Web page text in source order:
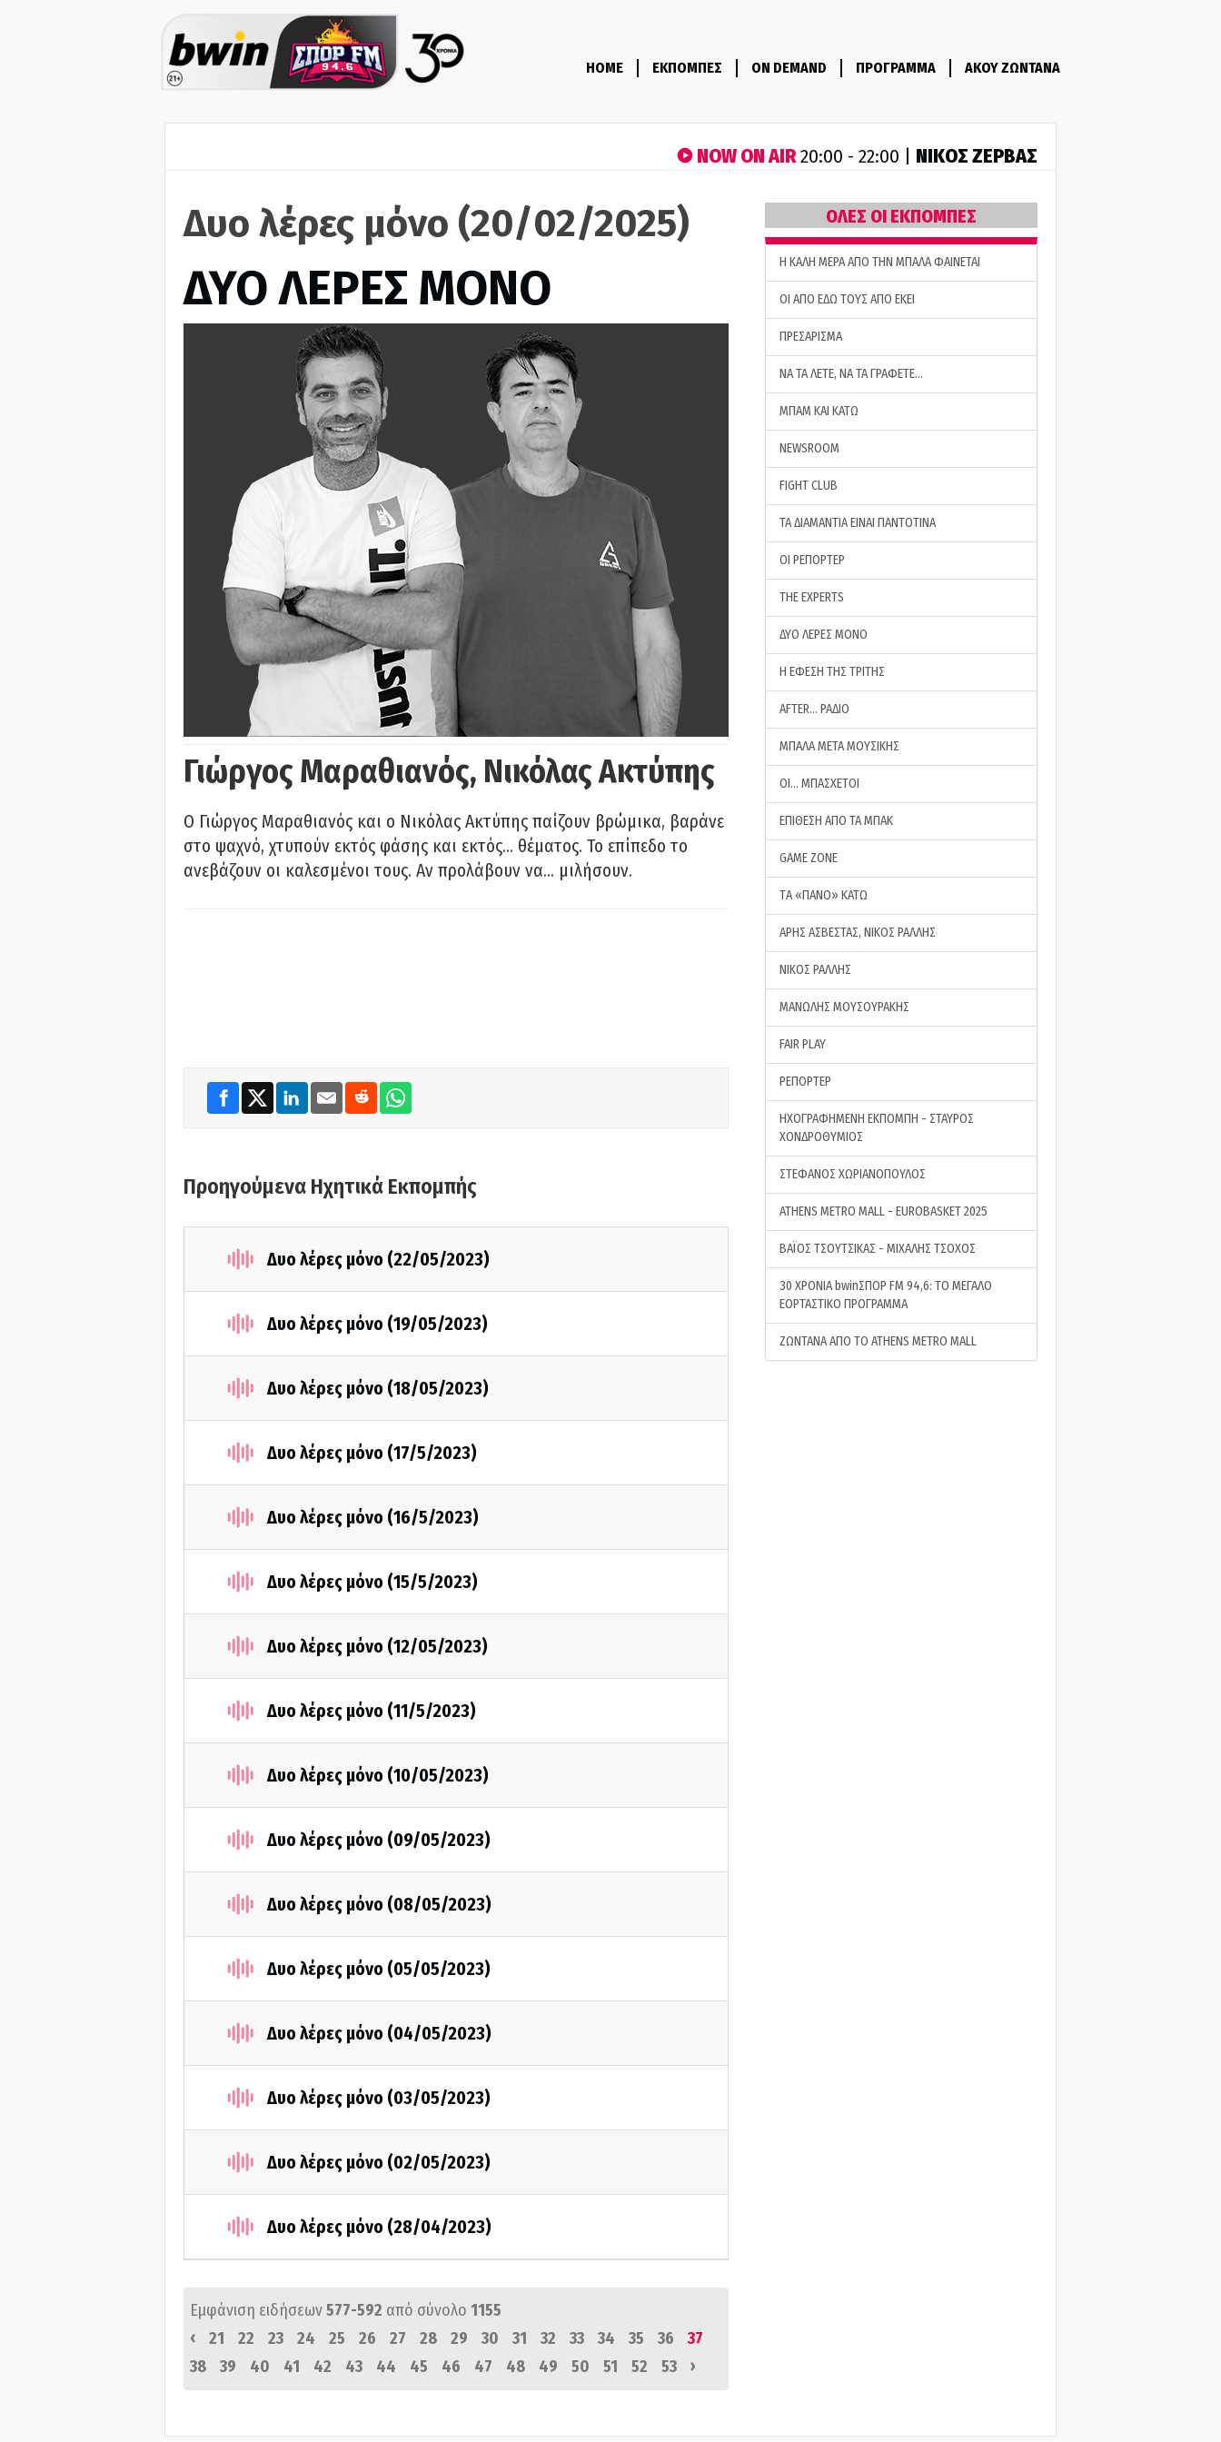
HOME ΕΚΠΟΜΠΕΣ ON DEMAND ΠΡΟΓΡΑΜΜΑ ΑΚΟΥ ΖΩΝΤΑΝΑ
NOW ON AIR20:00 - 22:00 | ΝΙΚΟΣ ΖΕΡΒΑΣ
Δυο λέρες μόνο (20/02/2025)
ΔΥΟ ΛΕΡΕΣ ΜΟΝΟ
Γιώργος Μαραθιανός, Νικόλας Ακτύπης
Ο Γιώργος Μαραθιανός και ο Νικόλας Ακτύπης παίζουν βρώμικα, βαράνε
στο ψαχνό, χτυπούν εκτός φάσης και εκτός… θέματος. Το επίπεδο το
ανεβάζουν οι καλεσμένοι τους. Αν προλάβουν να… μιλήσουν.
Προηγούμενα Ηχητικά Εκπομπής
Δυο λέρες μόνο (22/05/2023)
Δυο λέρες μόνο (19/05/2023)
Δυο λέρες μόνο (18/05/2023)
Δυο λέρες μόνο (17/5/2023)
Δυο λέρες μόνο (16/5/2023)
Δυο λέρες μόνο (15/5/2023)
Δυο λέρες μόνο (12/05/2023)
Δυο λέρες μόνο (11/5/2023)
Δυο λέρες μόνο (10/05/2023)
Δυο λέρες μόνο (09/05/2023)
Δυο λέρες μόνο (08/05/2023)
Δυο λέρες μόνο (05/05/2023)
Δυο λέρες μόνο (04/05/2023)
Δυο λέρες μόνο (03/05/2023)
Δυο λέρες μόνο (02/05/2023)
Δυο λέρες μόνο (28/04/2023)
Εμφάνιση ειδήσεων577-592 από σύνολο 1155
‹
21 22 23 24 25 26 27 28 29 30 31 32 33 34 35 36
37
38
39 40 41 42 43 44 45 46 47 48 49 50 51 52 53 ›
ΟΛΕΣ ΟΙ ΕΚΠΟΜΠΕΣ
H ΚΑΛΗ ΜΕΡΑ ΑΠΟ ΤΗΝ ΜΠΑΛΑ ΦΑΙΝΕΤΑΙ
ΟΙ ΑΠΟ ΕΔΩ ΤΟΥΣ ΑΠΟ ΕΚΕΙ
ΠΡΕΣΑΡΙΣΜΑ
ΝΑ ΤΑ ΛΕΤΕ, ΝΑ ΤΑ ΓΡΑΦΕΤΕ…
ΜΠΑΜ ΚΑΙ ΚΑΤΩ
NEWSROOM
FIGHT CLUB
ΤΑ ΔΙΑΜΑΝΤΙΑ ΕΙΝΑΙ ΠΑΝΤΟΤΙΝΑ
ΟΙ ΡΕΠΟΡΤΕΡ
THE EXPERTS
ΔΥΟ ΛΕΡΕΣ ΜΟΝΟ
Η ΕΦΕΣΗ ΤΗΣ ΤΡΙΤΗΣ
AFTER… ΡΑΔΙΟ
ΜΠΑΛΑ ΜΕΤΑ ΜΟΥΣΙΚΗΣ
ΟΙ… ΜΠΑΣΧΕΤΟΙ
ΕΠΙΘΕΣΗ ΑΠΟ ΤΑ ΜΠΑΚ
GAME ZONE
ΤA «ΠΑΝΟ» ΚΑΤΩ
ΑΡΗΣ ΑΣΒΕΣΤΑΣ, ΝΙΚΟΣ ΡΑΛΛΗΣ
ΝΙΚΟΣ ΡΑΛΛΗΣ
ΜΑΝΩΛΗΣ ΜΟΥΣΟΥΡΑΚΗΣ
FAIR PLAY
ΡΕΠΟΡΤΕΡ
ΗΧΟΓΡΑΦΗΜΕΝΗ ΕΚΠΟΜΠΗ - ΣΤΑΥΡΟΣ
ΧΟΝΔΡΟΘΥΜΙΟΣ
ΣΤΕΦΑΝΟΣ ΧΩΡΙΑΝΟΠΟΥΛΟΣ
ATHENS METRO MALL - EUROBASKET 2025
ΒΑΪΟΣ ΤΣΟΥΤΣΙΚΑΣ - ΜΙΧΑΛΗΣ ΤΣΟΧΟΣ
30 ΧΡΟΝΙΑ bwinΣΠΟΡ FM 94,6: ΤΟ ΜΕΓΑΛΟ
ΕΟΡΤΑΣΤΙΚΟ ΠΡΟΓΡΑΜΜΑ
ΖΩΝΤΑΝΑ ΑΠΟ ΤΟ ATHENS METRO MALL